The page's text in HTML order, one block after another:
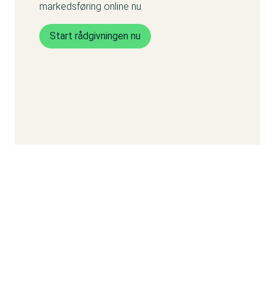
markedsføring online nu.
Start rådgivningen nu